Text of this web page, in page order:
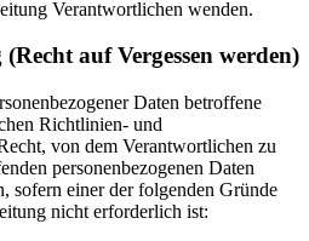
Verantwortlichen wenden.
auf Vergessen werden)
Daten betroffene
Richtlinien- und
von dem Verantwortlichen zu
personenbezogenen Daten
sofern einer der folgenden Gründe
nicht erforderlich ist: